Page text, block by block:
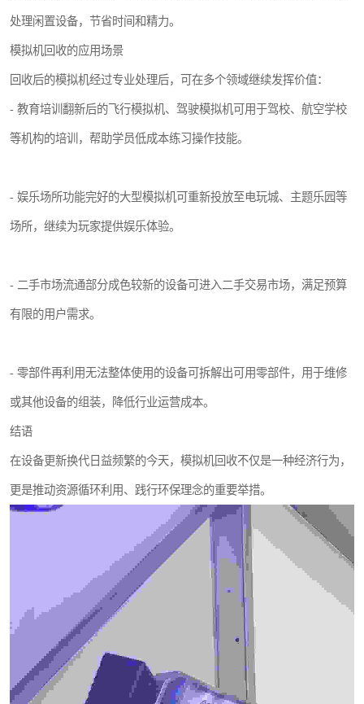
处理闲置设备，节省时间和精力。
模拟机回收的应用场景
回收后的模拟机经过专业处理后，可在多个领域继续发挥价值：
- 教育培训翻新后的飞行模拟机、驾驶模拟机可用于驾校、航空学校
等机构的培训，帮助学员低成本练习操作技能。
- 娱乐场所功能完好的大型模拟机可重新投放至电玩城、主题乐园等
场所，继续为玩家提供娱乐体验。
- 二手市场流通部分成色较新的设备可进入二手交易市场，满足预算
有限的用户需求。
- 零部件再利用无法整体使用的设备可拆解出可用零部件，用于维修
或其他设备的组装，降低行业运营成本。
结语
在设备更新换代日益频繁的今天，模拟机回收不仅是一种经济行为，
更是推动资源循环利用、践行环保理念的重要举措。